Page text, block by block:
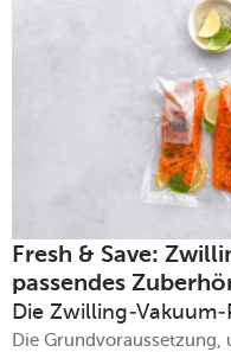
Fresh & Save:
passendes
Die Zwilling-Vakuum-
Die Grundvoraussetzung,